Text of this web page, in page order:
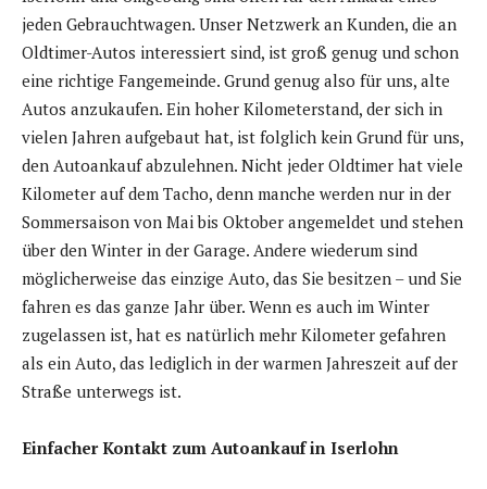
jeden Gebrauchtwagen. Unser Netzwerk an Kunden, die an
Oldtimer-Autos interessiert sind, ist groß genug und schon
eine richtige Fangemeinde. Grund genug also für uns, alte
Autos anzukaufen. Ein hoher Kilometerstand, der sich in
vielen Jahren aufgebaut hat, ist folglich kein Grund für uns,
den Autoankauf abzulehnen. Nicht jeder Oldtimer hat viele
Kilometer auf dem Tacho, denn manche werden nur in der
Sommersaison von Mai bis Oktober angemeldet und stehen
über den Winter in der Garage. Andere wiederum sind
möglicherweise das einzige Auto, das Sie besitzen – und Sie
fahren es das ganze Jahr über. Wenn es auch im Winter
zugelassen ist, hat es natürlich mehr Kilometer gefahren
als ein Auto, das lediglich in der warmen Jahreszeit auf der
Straße unterwegs ist.
Einfacher Kontakt zum Autoankauf in Iserlohn